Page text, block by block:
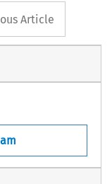
button
Article